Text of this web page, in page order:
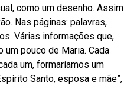
como um desenho. Assim
Nas páginas: palavras,
Várias informações que,
um pouco de Maria. Cada
um, formaríamos um
Santo, esposa e mãe”,